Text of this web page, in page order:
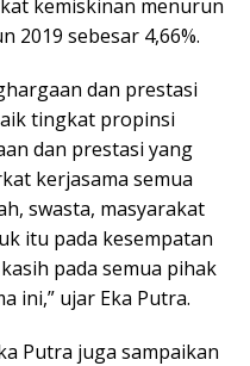
kemiskinan menurun
2019 sebesar 4,66%.
dan prestasi
tingkat propinsi
dan prestasi yang
kerjasama semua
swasta, masyarakat
itu pada kesempatan
pada semua pihak
ini,” ujar Eka Putra.
Putra juga sampaikan